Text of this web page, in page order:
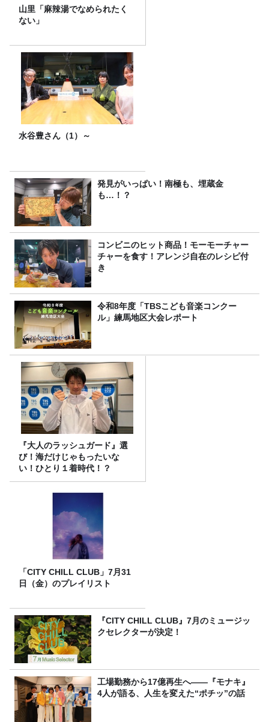
山里「麻辣湯でなめられたく
ない」
水谷豊さん（1）～
発見がいっぱい！南極も、埋蔵金
も…！？
コンビニのヒット商品！モーモーチャー
チャーを食す！アレンジ自在のレシピ付
き
令和8年度「TBSこども音楽コンクー
ル」練馬地区大会レポート
『大人のラッシュガード』選
び！海だけじゃもったいな
い！ひとり１着時代！？
「CITY CHILL CLUB」7月31
日（金）のプレイリスト
『CITY CHILL CLUB』7月のミュージッ
クセレクターが決定！
工場勤務から17億再生へ——『モナキ』
4人が語る、人生を変えた“ポチッ”の話